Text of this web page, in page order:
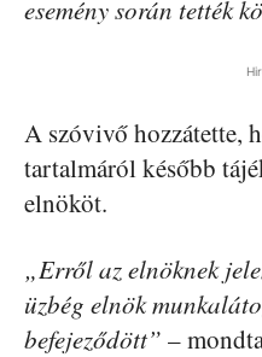
esemény során tették
A szóvivő hozzátette,
tartalmáról később
elnököt.
„Erről az elnöknek
üzbég elnök
befejeződött” –